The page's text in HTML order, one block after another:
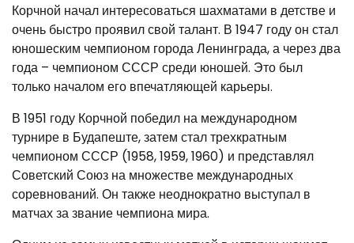
Корчной начал интересоваться шахматами в детстве и
очень быстро проявил свой талант. В 1947 году он стал
юношеским чемпионом города Ленинграда, а через два
года – чемпионом СССР среди юношей. Это был
только началом его впечатляющей карьеры.
В 1951 году Корчной победил на международном
турнире в Будапеште, затем стал трехкратным
чемпионом СССР (1958, 1959, 1960) и представлял
Советский Союз на множестве международных
соревнований. Он также неоднократно выступал в
матчах за звание чемпиона мира.